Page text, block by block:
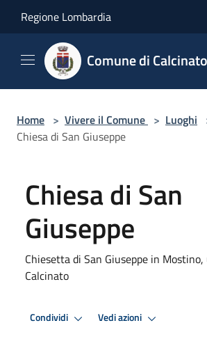
Regione Lombardia
Comune di Calcinato
Home > Vivere il Comune > Luoghi
Chiesa di San Giuseppe
Chiesa di San
Giuseppe
Chiesetta di San Giuseppe in
Calcinato
Condividi Vedi azioni